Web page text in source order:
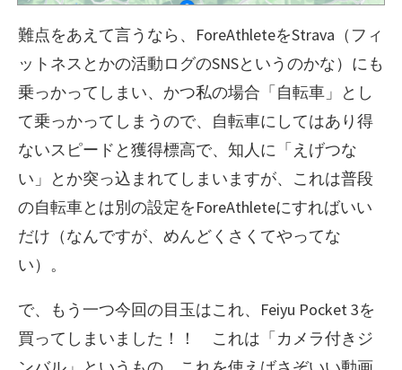
難点をあえて言うなら、ForeAthleteをStrava（フィ
ットネスとかの活動ログのSNSというのかな）にも
乗っかってしまい、かつ私の場合「自転車」とし
て乗っかってしまうので、自転車にしてはあり得
ないスピードと獲得標高で、知人に「えげつな
い」とか突っ込まれてしまいますが、これは普段
の自転車とは別の設定をForeAthleteにすればいい
だけ（なんですが、めんどくさくてやってな
い）。
で、もう一つ今回の目玉はこれ、Feiyu Pocket 3を
買ってしまいました！！ これは「カメラ付きジ